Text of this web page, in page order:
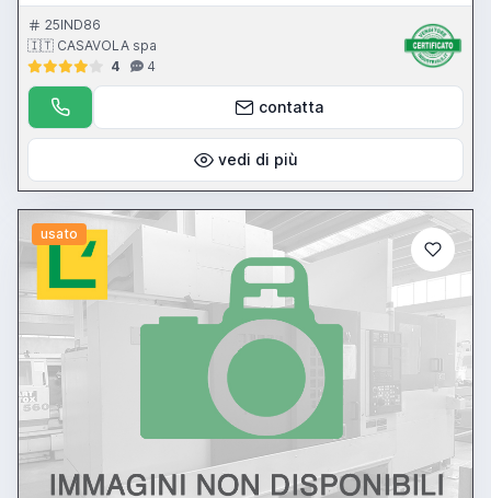
di lavoro 10-2000 mm al minuto - avanzamento rapido asse X
8000 mm al minuto - avanzamento rapido assi Y-Z 10000 mm al
minuto – velocità mandrino 10-2250 giri al minuto - tavola girevole
controllata 1050 x 1050 mm - testa birotativa controllata KAR-2 -
cono ISO 50 - potenza mandrino 22 kW - CNC ECS 2301
25IND86
🇮🇹 CASAVOLA spa
4
4
contatta
vedi di più
usato